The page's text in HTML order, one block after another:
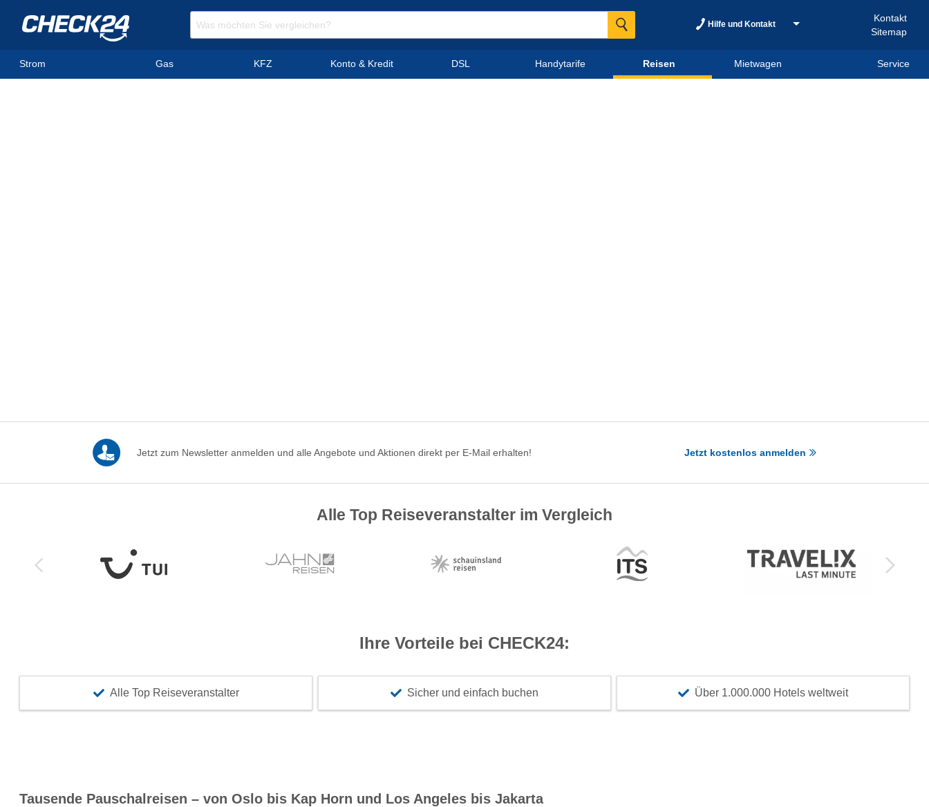
Hilfe und Kontakt
Kontakt
Sitemap
Strom Gas KFZ Konto & Kredit DSL Handytarife Reisen Mietwagen Service
Jetzt zum Newsletter anmelden und alle Angebote und Aktionen direkt per E-Mail erhalten! Jetzt kostenlos anmelden
Alle Top Reiseveranstalter im Vergleich
Ihre Vorteile bei CHECK24:
Alle Top Reiseveranstalter Sicher und einfach buchen Über 1.000.000 Hotels weltweit
Tausende Pauschalreisen – von Oslo bis Kap Horn und Los Angeles bis Jakarta